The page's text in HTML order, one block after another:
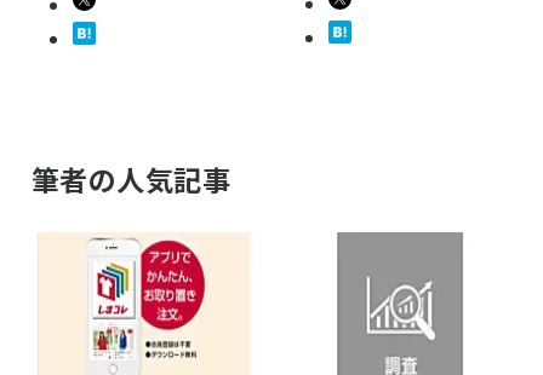
筆者の人気記事